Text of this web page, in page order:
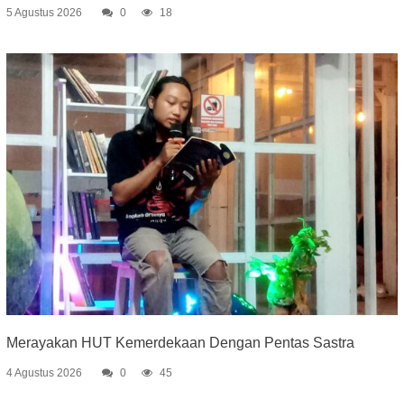
5 Agustus 2026 0 18
Merayakan HUT Kemerdekaan Dengan Pentas Sastra
4 Agustus 2026 0 45